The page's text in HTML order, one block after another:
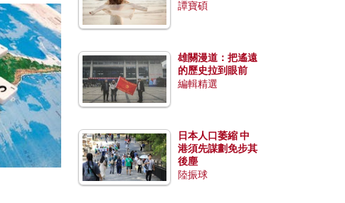
譚寶碩
雄關漫道：把遙遠
的歷史拉到眼前
編輯精選
日本人口萎縮 中
港須先謀劃免步其
後塵
陸振球